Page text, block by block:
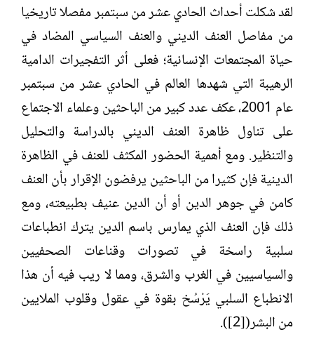
لقد شكلت أحداث الحادي عشر من سبتمبر مفصلا تاريخيا
من مفاصل العنف الديني والعنف السياسي المضاد في
حياة المجتمعات الإنسانية؛ فعلى أثر التفجيرات الدامية
الرهيبة التي شهدها العالم في الحادي عشر من سبتمبر
عام 2001، عكف عدد كبير من الباحثين وعلماء الاجتماع
على تناول ظاهرة العنف الديني بالدراسة والتحليل
والتنظير. ومع أهمية الحضور المكثف للعنف في الظاهرة
الدينية فإن كثيرا من الباحثين يرفضون الإقرار بأن العنف
كامن في جوهر الدين أو أن الدين عنيف بطبيعته، ومع
ذلك فإن العنف الذي يمارس باسم الدين يترك انطباعات
سلبية راسخة في تصورات وقناعات الصحفيين
والسياسيين في الغرب والشرق، ومما لا ريب فيه أن هذا
الانطباع السلبي يَرْسُخ بقوة في عقول وقلوب الملايين
من البشر([2]).